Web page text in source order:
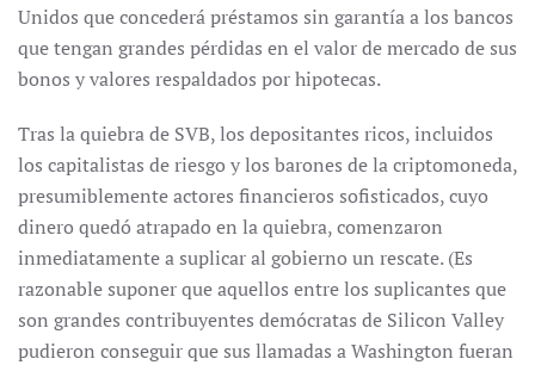
Unidos que concederá préstamos sin garantía a los bancos
que tengan grandes pérdidas en el valor de mercado de sus
bonos y valores respaldados por hipotecas.
Tras la quiebra de SVB, los depositantes ricos, incluidos
los capitalistas de riesgo y los barones de la criptomoneda,
presumiblemente actores financieros sofisticados, cuyo
dinero quedó atrapado en la quiebra, comenzaron
inmediatamente a suplicar al gobierno un rescate. (Es
razonable suponer que aquellos entre los suplicantes que
son grandes contribuyentes demócratas de Silicon Valley
pudieron conseguir que sus llamadas a Washington fueran